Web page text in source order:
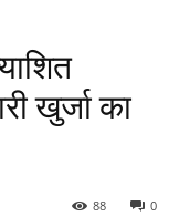
खुर्जा का
0
88